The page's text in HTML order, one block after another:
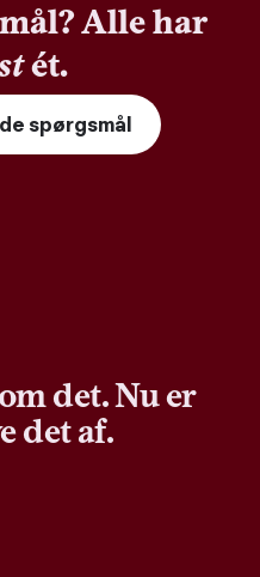
Alle har
ét.
spørgsmål
det. Nu er
det af.